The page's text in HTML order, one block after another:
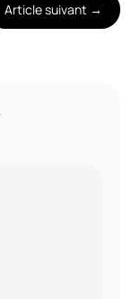
Article suivant →